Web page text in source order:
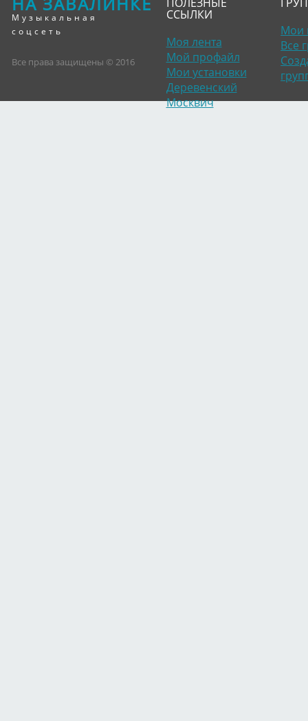
Музыкальная
соцсеть
Все права защищены © 2016
ССЫЛКИ
Моя лента
Мой профайл
Мои установки
Деревенский
Москвич
Мои
Все